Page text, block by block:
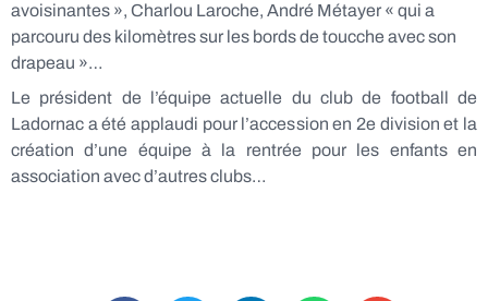
avoisinantes », Charlou Laroche, André Métayer « qui a
parcouru des kilomètres sur les bords de toucche avec son
drapeau »…
Le président de l’équipe actuelle du club de football de
Ladornac a été applaudi pour l’accession en 2e division et la
création d’une équipe à la rentrée pour les enfants en
association avec d’autres clubs…